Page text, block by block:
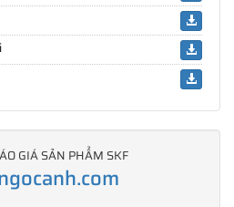
GIÁ SẢN PHẨM SKF